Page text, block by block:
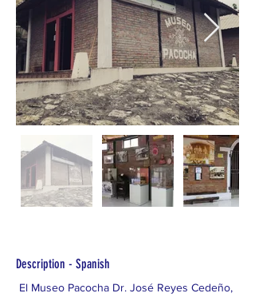
Description - Spanish
El Museo Pacocha Dr. José Reyes Cedeño,